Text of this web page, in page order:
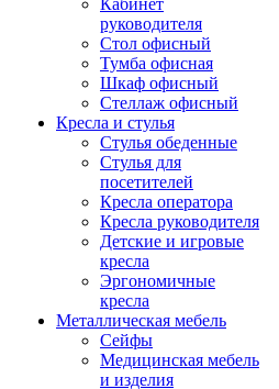
Кабинет
руководителя
Стол офисный
Тумба офисная
Шкаф офисный
Стеллаж офисный
Кресла и стулья
Стулья обеденные
Стулья для
посетителей
Кресла оператора
Кресла руководителя
Детские и игровые
кресла
Эргономичные
кресла
Металлическая мебель
Сейфы
Медицинская мебель
и изделия